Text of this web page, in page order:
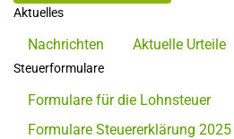
Aktuelles
Nachrichten Aktuelle Urteile
Steuerformulare
Formulare für die Lohnsteuer
Formulare Steuererklärung 2025